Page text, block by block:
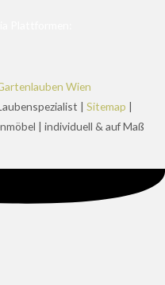
Wien
| Sitemap |
| individuell & auf Maß